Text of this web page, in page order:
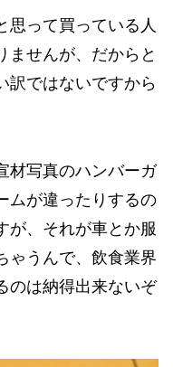
思って買っている人
ませんが、だからと
訳ではないですから
材写真のハンバーガ
ムが違ったりするの
が、それが車とか服
ゃうんで、飲食業界
のは納得出来ないぞ